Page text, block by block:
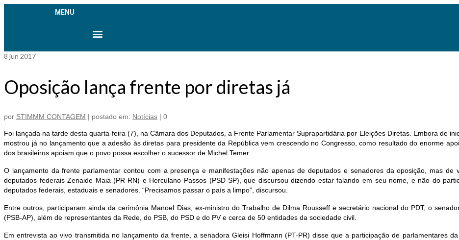
MENU
8 jun 2017
Oposição lança frente por diretas já
por STIMMM CONTAGEM | postado em: Notícias | 0
Foi lançada na tarde desta quarta-feira (7), na Câmara dos Deputados, a Frente Parlamentar Suprapartidária por Eleições Diretas. Embora de
mostrou já no lançamento que a adesão às diretas para presidente da República vem crescendo no Congresso, como resultado do enorme
dos brasileiros apoiam que o povo possa escolher o sucessor de Michel Temer.
O lançamento da frente parlamentar contou com a presença e manifestações não apenas de deputados e senadores da oposição, mas
deputados federais Zenaide Maia (PR-RN) e Herculano Passos (PSD-SP), que discursou dizendo estar falando em seu nome, e não do
deputados federais, estaduais e senadores. “Precisamos passar o país a limpo”, discursou.
Entre outros, participaram ainda da cerimônia Manoel Dias, ex-ministro do Trabalho de Dilma Rousseff e secretário nacional do PDT, o
(PSB-AP), além de representantes da Rede, do PSB, do PSD e do PV e cerca de 50 entidades da sociedade civil.
Em entrevista ao vivo transmitida no lançamento da frente, a senadora Gleisi Hoffmann (PT-PR) disse que a participação de parlamentares